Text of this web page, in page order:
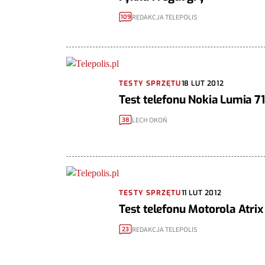
109 REDAKCJA TELEPOLIS
TESTY SPRZĘTU18 LUT 2012
Test telefonu Nokia Lumia
38 LECH OKOŃ
TESTY SPRZĘTU11 LUT 2012
Test telefonu Motorola Atrix
23 REDAKCJA TELEPOLIS